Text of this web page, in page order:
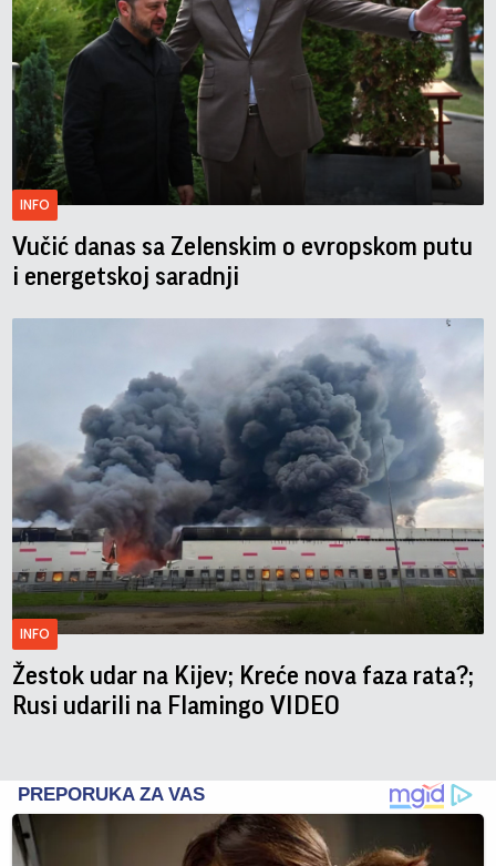
INFO
Vučić danas sa Zelenskim o evropskom putu
i energetskoj saradnji
INFO
Žestok udar na Kijev; Kreće nova faza rata?;
Rusi udarili na Flamingo VIDEO